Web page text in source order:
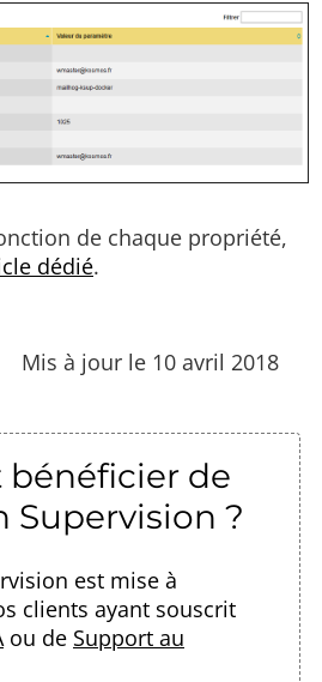
de chaque propriété,
dédié.
Mis à jour le 10 avril 2018
de
Supervision ?
est mise à
clients ayant souscrit
ou de Support au